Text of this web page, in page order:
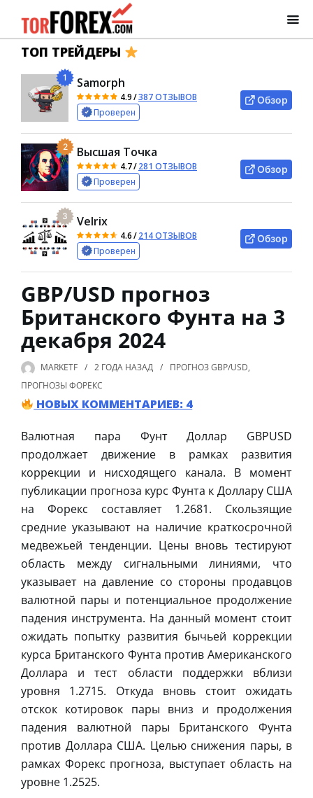
ТОП ТРЕЙДЕРЫ
1 Samorph
4.9/387 ОТЗЫВОВ
Проверен
Обзор
2 Высшая Точка
4.7/281 ОТЗЫВОВ
Проверен
Обзор
3 Velrix
4.6/214 ОТЗЫВОВ
Проверен
Обзор
GBP/USD прогноз
Британского Фунта на 3
декабря 2024
MARKETF 2 ГОДА НАЗАД ПРОГНОЗ GBP/USD,
ПРОГНОЗЫ ФОРЕКС
НОВЫХ КОММЕНТАРИЕВ: 4
Валютная пара Фунт Доллар GBPUSD
продолжает движение в рамках развития
коррекции и нисходящего канала. В момент
публикации прогноза курс Фунта к Доллару США
на Форекс составляет 1.2681. Скользящие
средние указывают на наличие краткосрочной
медвежьей тенденции. Цены вновь тестируют
область между сигнальными линиями, что
указывает на давление со стороны продавцов
валютной пары и потенциальное продолжение
падения инструмента. На данный момент стоит
ожидать попытку развития бычьей коррекции
курса Британского Фунта против Американского
Доллара и тест области поддержки вблизи
уровня 1.2715. Откуда вновь стоит ожидать
отскок котировок пары вниз и продолжения
падения валютной пары Британского Фунта
против Доллара США. Целью снижения пары, в
рамках Форекс прогноза, выступает область на
уровне 1.2525.